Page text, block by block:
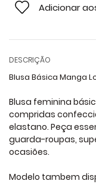
DESCRIÇÃO
Blusa Básica Manga
Blusa feminina
compridas
elastano. Peça
guarda-roupas,
ocasiões.
Modelo tambem
Adicionar